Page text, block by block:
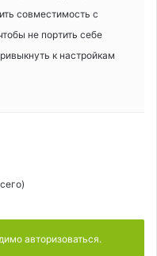
совместимость с
не портить себе
к настройкам
авторизоваться.